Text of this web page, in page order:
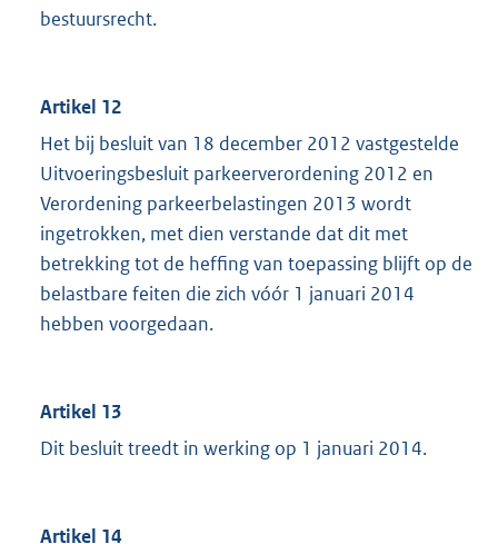
bestuursrecht.
Artikel 12
Het bij besluit van 18 december 2012 vastgestelde
Uitvoeringsbesluit parkeerverordening 2012 en
Verordening parkeerbelastingen 2013 wordt
ingetrokken, met dien verstande dat dit met
betrekking tot de heffing van toepassing blijft op de
belastbare feiten die zich vóór 1 januari 2014
hebben voorgedaan.
Artikel 13
Dit besluit treedt in werking op 1 januari 2014.
Artikel 14